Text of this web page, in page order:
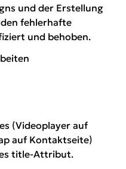
und der Erstellung
fehlerhafte
und behoben.
(Videoplayer auf
auf Kontaktseite)
title-Attribut.